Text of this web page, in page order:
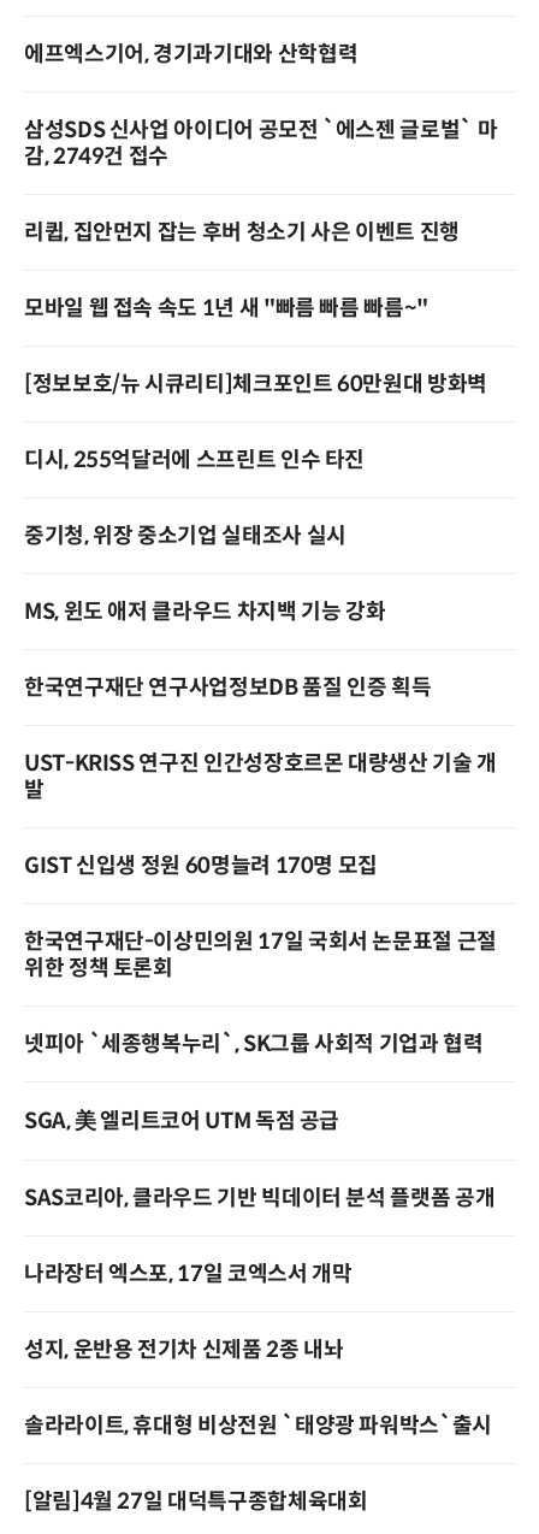
에프엑스기어, 경기과기대와 산학협력
삼성SDS 신사업 아이디어 공모전 `에스젠 글로벌` 마
감, 2749건 접수
리큅, 집안먼지 잡는 후버 청소기 사은 이벤트 진행
모바일 웹 접속 속도 1년 새 "빠름 빠름 빠름~"
[정보보호/뉴 시큐리티]체크포인트 60만원대 방화벽
디시, 255억달러에 스프린트 인수 타진
중기청, 위장 중소기업 실태조사 실시
MS, 윈도 애저 클라우드 차지백 기능 강화
한국연구재단 연구사업정보DB 품질 인증 획득
UST-KRISS 연구진 인간성장호르몬 대량생산 기술 개
발
GIST 신입생 정원 60명늘려 170명 모집
한국연구재단-이상민의원 17일 국회서 논문표절 근절
위한 정책 토론회
넷피아 `세종행복누리`, SK그룹 사회적 기업과 협력
SGA, 美 엘리트코어 UTM 독점 공급
SAS코리아, 클라우드 기반 빅데이터 분석 플랫폼 공개
나라장터 엑스포, 17일 코엑스서 개막
성지, 운반용 전기차 신제품 2종 내놔
솔라라이트, 휴대형 비상전원 `태양광 파워박스`출시
[알림]4월 27일 대덕특구종합체육대회